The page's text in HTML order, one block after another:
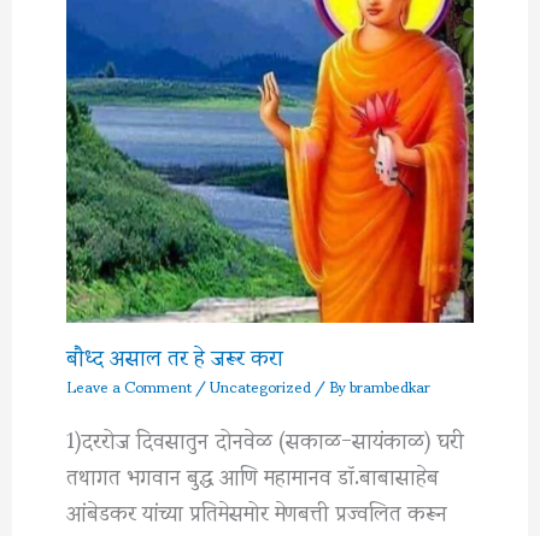
बौध्द असाल तर हे जरूर करा
Leave a Comment/Uncategorized/ Bybrambedkar
1)दररोज दिवसातुन दोनवेळ (सकाळ-सायंकाळ) घरी
तथागत भगवान बुद्ध आणि महामानव डॉ.बाबासाहेब
आंबेडकर यांच्या प्रतिमेसमोर मेणबत्ती प्रज्वलित करून